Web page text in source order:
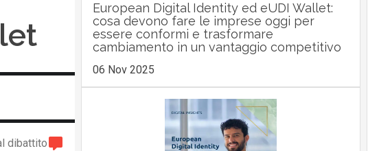
dibattito
European Digital Identity ed eUDI Wallet:
cosa devono fare le imprese oggi per
essere conformi e trasformare
cambiamento in un vantaggio competitivo
06 Nov 2025